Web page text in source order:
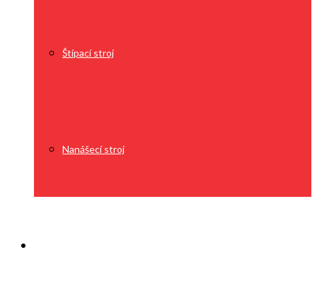
Štípací stroj
Nanášecí stroj